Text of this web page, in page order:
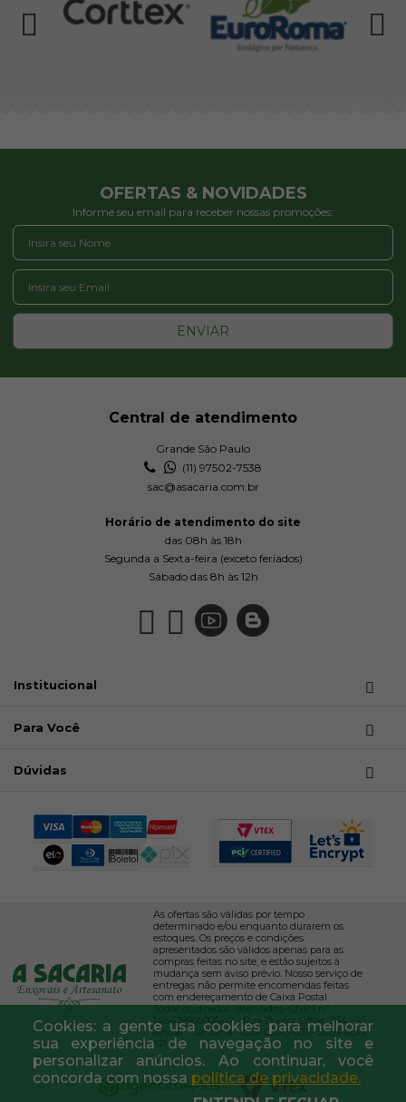
Cookies: a gente usa cookies para melhorar
sua experiência de navegação no site e
personalizar anúncios. Ao continuar, você
concorda com nossa política de privacidade.
OFERTAS & NOVIDADES
Informe seu email para receber nossas promoções:
ENVIAR
Central de atendimento
Grande São Paulo
(11) 97502-7538
sac@asacaria.com.br
Horário de atendimento do site
das 08h às 18h
Segunda a Sexta-feira (exceto feriados)
Sábado das 8h às 12h
Institucional
Para Você
Dúvidas
As ofertas são válidas por tempo
determinado e/ou enquanto durarem os
estoques. Os preços e condições
apresentados são válidos apenas para as
compras feitas no site, e estão sujeitos à
mudança sem aviso prévio. Nosso serviço de
entregas não permite encomendas feitas
com endereçamento de Caixa Postal.
Todos os direitos reservados- CNPJ nº
146478900006/47 - Rua Doutor César, 364 - 2º
Andar - Santana - CEP 02013-001 - São Paulo,
SP.